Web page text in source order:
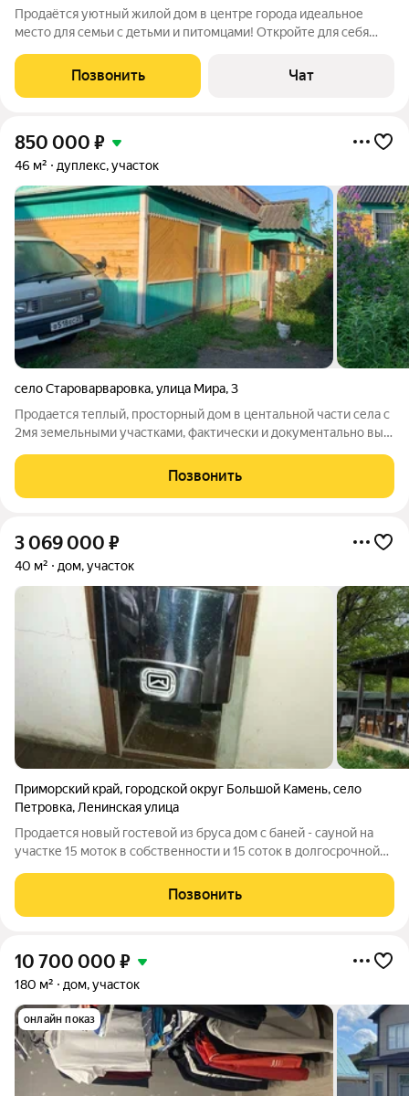
Продаётся уютный жилой дом в центре города идеальное
место для семьи с детьми и питомцами! Откройте для себя
расположен в центре города, всего в 10 минутах езды от
международного горнолыжного
Позвонить Чат
850 000 ₽
46 м² дуплекс, участок
село Староварваровка,улица Мира,3
Продается теплый, просторный дом в центальной части села с
2мя земельными участками, фактически и документально вы
лотом) !!! ДОМ с З/У подходит по Дальневосточную ипотеку.
При желании
Позвонить
3 069 000 ₽
40 м² дом, участок
Приморский край, городской округ Большой Камень,село
Петровка, Ленинская улица
Продается новый гостевой из бруса дом с баней - сауной на
участке 15 моток в собственности и 15 соток в долгосрочной
соседи с двух сторон. Металлический забор. Скважина.
Электричество. Прописка.
Позвонить
10 700 000 ₽
180 м² дом, участок
онлайн показ